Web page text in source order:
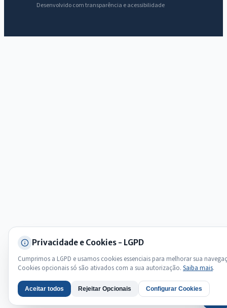
Desenvolvido com transparência e acessibilidade
Privacidade e Cookies - LGPD
Cumprimos a LGPD e usamos cookies essenciais para melhorar sua
Cookies opcionais só são ativados com a sua autorização. Saiba mais.
Aceitar todos Rejeitar Opcionais Configurar Cookies
Assistente do Portal